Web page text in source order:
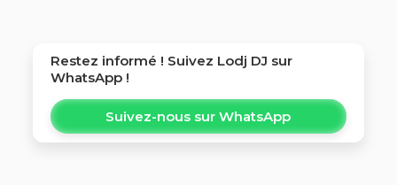
Restez informé ! Suivez Lodj DJ sur
WhatsApp !
Suivez-nous sur WhatsApp